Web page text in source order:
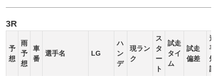
3R
予
想
雨
予
想
車
番
選手名 LG
ハ
ン
デ
現ラン
ク
ス
タ
ー
ト
試走
タイ
ム
試走
偏差
選
手
短
評